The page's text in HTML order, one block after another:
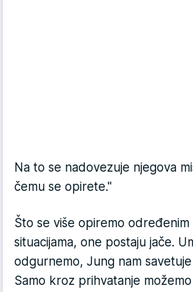
Na to se nadovezuje njegova
čemu se opirete."
Što se više opiremo određenim
situacijama, one postaju jače.
odgurnemo, Jung nam
Samo kroz prihvatanje